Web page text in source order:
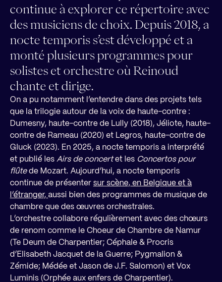
continue à explorer ce répertoire avec
des musiciens de choix. Depuis 2018, a
nocte temporis s’est développé et a
monté plusieurs programmes pour
solistes et orchestre où Reinoud
chante et dirige.
On a pu notamment l’entendre dans des projets tels
que la trilogie autour de la voix de haute-contre :
Dumesny, haute-contre de Lully (2018), Jéliote, haute-
contre de Rameau (2020) et Legros, haute-contre de
Gluck (2023). En 2025, a nocte temporis a interprété
et publié lesAirs de concertet les Concertos pour
flûtede Mozart. Aujourd’hui, a nocte temporis
continue de présentersur scène, en Belgique et à
l’étranger, aussi bien des programmes de musique de
chambre que des œuvres orchestrales.
L’orchestre collabore régulièrement avec des chœurs
de renom comme le Choeur de Chambre de Namur
(Te Deum de Charpentier; Céphale & Procris
d’Elisabeth Jacquet de la Guerre; Pygmalion &
Zémide; Médée et Jason de J.F. Salomon) et Vox
Luminis (Orphée aux enfers de Charpentier).